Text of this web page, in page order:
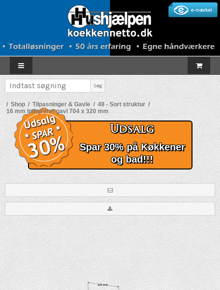
Søg
/ Shop / Tilpasninger & Gavle / 48 - Sort struktur /
16 mm Integreret gavl 704 x 320 mm
Udsalg
Spar 30% på Køkkener
og bad!!!